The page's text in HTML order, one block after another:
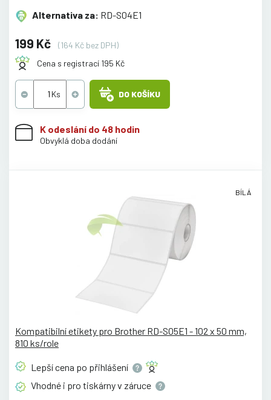
Alternativa za: RD-S04E1
199 Kč
(164 Kč bez DPH)
Cena s registrací 195 Kč
DO KOŠÍKU
K odeslání do 48 hodin
Obvyklá doba dodání
BÍLÁ
Kompatibilní etikety pro Brother RD-S05E1 - 102 x 50 mm,
810 ks/role
Lepší cena po přihlášení
Vhodné i pro tiskárny v záruce